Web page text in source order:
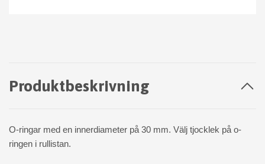
Produktbeskrivning
O-ringar med en innerdiameter på 30 mm. Välj tjocklek på o-
ringen i rullistan.